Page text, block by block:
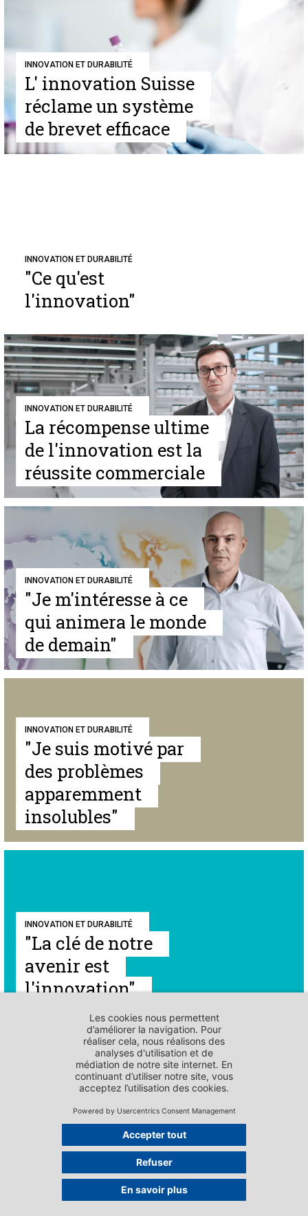
INNOVATION ET DURABILITÉ
L' innovation Suisse
réclame un système
de brevet efficace
INNOVATION ET DURABILITÉ
"Ce qu'est
l'innovation"
INNOVATION ET DURABILITÉ
La récompense ultime
de l'innovation est la
réussite commerciale
INNOVATION ET DURABILITÉ
"Je m'intéresse à ce
qui animera le monde
de demain"
INNOVATION ET DURABILITÉ
"Je suis motivé par
des problèmes
apparemment
insolubles"
INNOVATION ET DURABILITÉ
"La clé de notre
avenir est
l'innovation"
INNOVATION ET DURABILITÉ
Équipe de chercheurs
développe
ingrédients de
parfumerie durables